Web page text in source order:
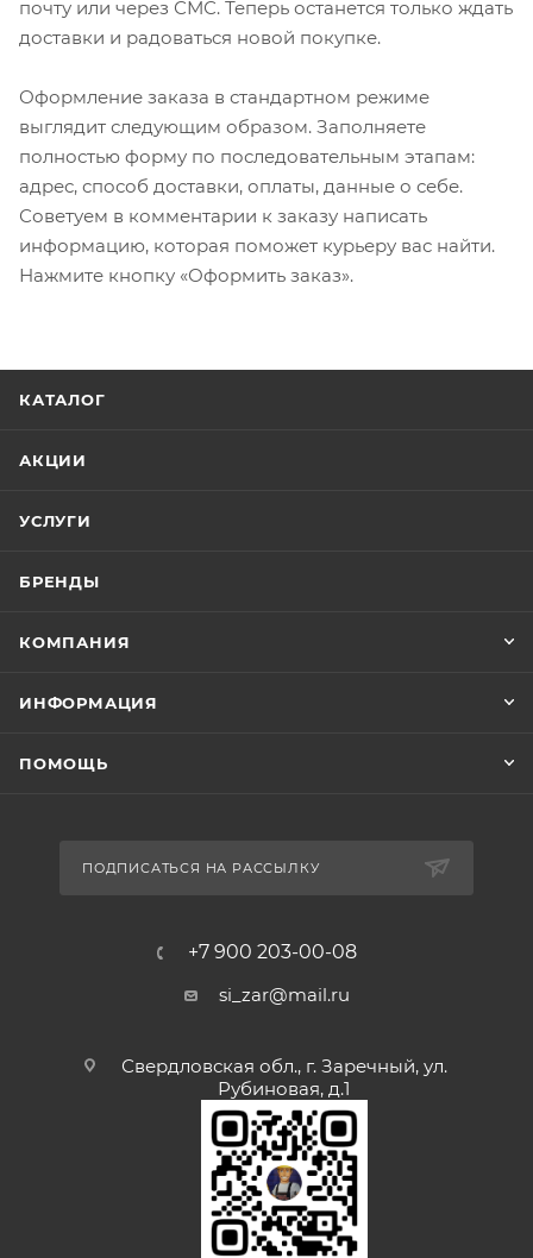
почту или через СМС. Теперь останется только ждать
доставки и радоваться новой покупке.
Оформление заказа в стандартном режиме
выглядит следующим образом. Заполняете
полностью форму по последовательным этапам:
адрес, способ доставки, оплаты, данные о себе.
Советуем в комментарии к заказу написать
информацию, которая поможет курьеру вас найти.
Нажмите кнопку «Оформить заказ».
КАТАЛОГ
АКЦИИ
УСЛУГИ
БРЕНДЫ
КОМПАНИЯ
ИНФОРМАЦИЯ
ПОМОЩЬ
ПОДПИСАТЬСЯ НА РАССЫЛКУ
+7 900 203-00-08
si_zar@mail.ru
Свердловская обл., г. Заречный, ул.
Рубиновая, д.1